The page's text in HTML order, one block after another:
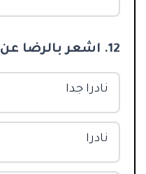
12. اشعر بالرضا عن الماضي بخيره وشره.
نادرا جدا
نادرا